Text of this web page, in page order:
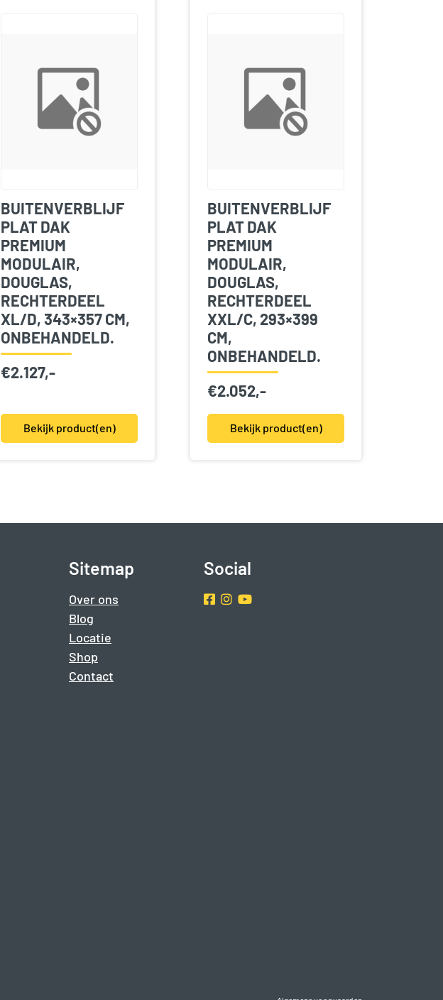
BUITENVERBLIJF
PLAT DAK
PREMIUM
MODULAIR,
DOUGLAS,
RECHTERDEEL
XL/D, 343×357 CM,
ONBEHANDELD.
€2.127,-
Bekijk product(en)
BUITENVERBLIJF
PLAT DAK
PREMIUM
MODULAIR,
DOUGLAS,
RECHTERDEEL
XXL/C, 293×399
CM,
ONBEHANDELD.
€2.052,-
Bekijk product(en)
Sitemap
Over ons
Blog
Locatie
Shop
Contact
Social
Facebook
Instragram
Youtube